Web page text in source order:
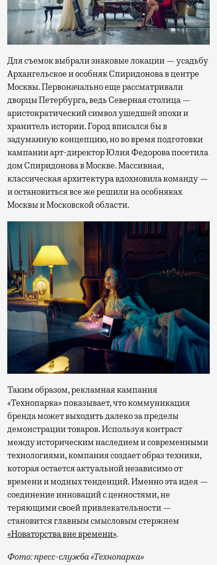
Для съемок выбрали знаковые локации — усадьбу
Архангельское и особняк Спиридонова в центре
Москвы. Первоначально еще рассматривали
дворцы Петербурга, ведь Северная столица —
аристократический символ ушедшей эпохи и
хранитель истории. Город вписался бы в
задуманную концепцию, но во время подготовки
кампании арт-директор Юлия Федорова посетила
дом Спиридонова в Москве. Массивная,
классическая архитектура вдохновила команду —
и остановиться все же решили на особняках
Москвы и Московской области.
Таким образом, рекламная кампания
«Технопарка» показывает, что коммуникация
бренда может выходить далеко за пределы
демонстрации товаров. Используя контраст
между историческим наследием и современными
технологиями, компания создает образ техники,
которая остается актуальной независимо от
времени и модных тенденций. Именно эта идея —
соединение инноваций с ценностями, не
теряющими своей привлекательности —
становится главным смысловым стержнем
«Новаторства вне времени».
Фото: пресс-служба «Технопарка»